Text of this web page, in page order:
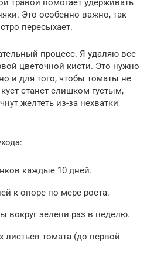
травой помогает удерживать
Это особенно важно, так
пересыхает.
процесс. Я удаляю все
цветочной кисти. Это нужно
и для того, чтобы томаты не
станет слишком густым,
желтеть из-за нехватки
каждые 10 дней.
к опоре по мере роста.
вокруг зелени раз в неделю.
листьев томата (до первой